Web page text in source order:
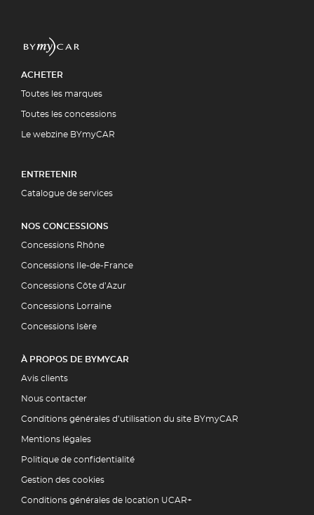
ACHETER
Toutes les marques
Toutes les concessions
Le webzine BYmyCAR
ENTRETENIR
Catalogue de services
NOS CONCESSIONS
Concessions Rhône
Concessions Ile-de-France
Concessions Côte d’Azur
Concessions Lorraine
Concessions Isère
À PROPOS DE BYMYCAR
Avis clients
Nous contacter
Conditions générales d’utilisation du site BYmyCAR
Mentions légales
Politique de confidentialité
Gestion des cookies
Conditions générales de location UCAR+